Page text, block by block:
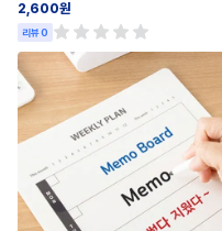
2,600원
리뷰 0